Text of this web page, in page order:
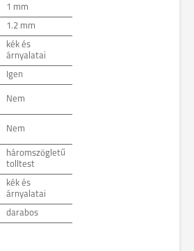
1 mm
1.2 mm
kék és
árnyalatai
Igen
Nem
Nem
háromszögletű
tolltest
kék és
árnyalatai
darabos